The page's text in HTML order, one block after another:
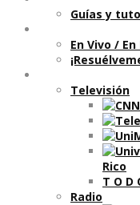
Guí­as y
En Vivo /
Televisión
Rico
T O D
Radio